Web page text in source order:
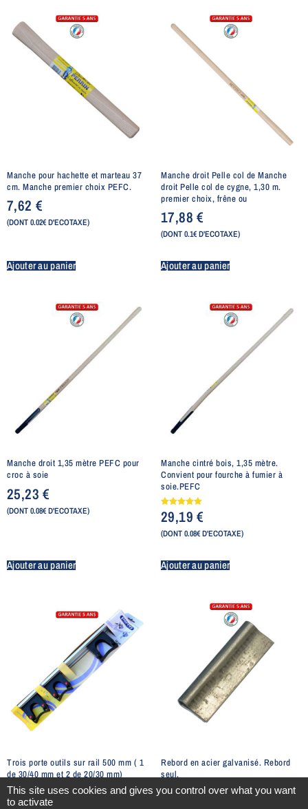
Manche pour hachette et marteau 37
cm. Manche premier choix PEFC.
7,62 €
(DONT 0.02€ D'ECOTAXE)
Ajouter au panier
Manche droit Pelle col de Manche
droit Pelle col de cygne, 1,30 m.
premier choix, frêne ou
17,88€
(DONT 0.1€ D'ECOTAXE)
Ajouter au panier
Manche droit 1,35 mètre PEFC pour
croc à soie
25,23€
(DONT 0.08€ D'ECOTAXE)
Ajouter au panier
Manche cintré bois, 1,35 mètre.
Convient pour fourche à fumier à
soie.PEFC
Note
5.00
29,19€
(DONT 0.08€ D'ECOTAXE)
Ajouter au panier
Trois porte outils sur rail 500 mm ( 1
de 30/40 mm et 2 de 20/30 mm)
36,25€
Rebord en acier galvanisé. Rebord
seul.
4,52€
This site uses cookies and gives you control over what you want
to activate